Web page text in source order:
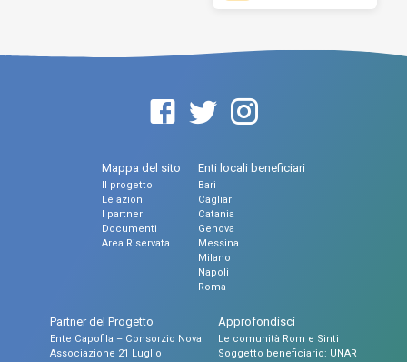
Mappa del sito
Il progetto
Le azioni
I partner
Documenti
Area Riservata
Enti locali beneficiari
Bari
Cagliari
Catania
Genova
Messina
Milano
Napoli
Roma
Partner del Progetto
Ente Capofila – Consorzio Nova
Associazione 21 Luglio
Approfondisci
Le comunità Rom e Sinti
Soggetto beneficiario: UNAR